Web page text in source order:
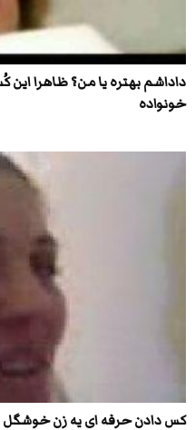
داداشم بهتره یا من؟ ظاهرا
خونواده
کس دادن حرفه ای یه زن خوشگل